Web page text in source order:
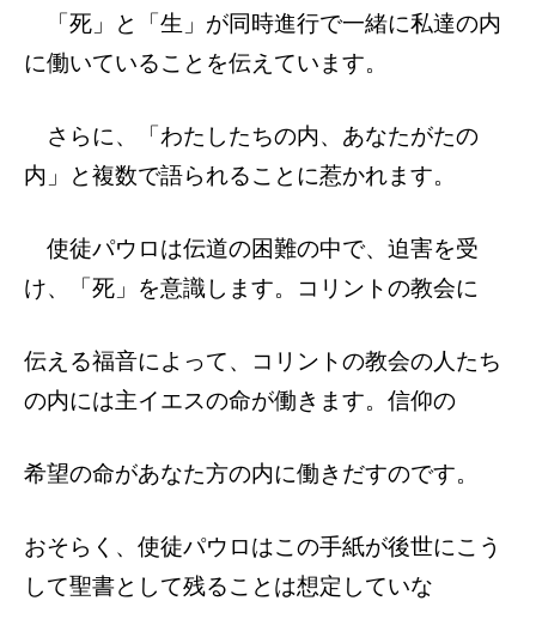
「死」と「生」が同時進行で一緒に私達の内
に働いていることを伝えています。
さらに、「わたしたちの内、あなたがたの
内」と複数で語られることに惹かれます。
使徒パウロは伝道の困難の中で、迫害を受
け、「死」を意識します。コリントの教会に
伝える福音によって、コリントの教会の人たち
の内には主イエスの命が働きます。信仰の
希望の命があなた方の内に働きだすのです。
おそらく、使徒パウロはこの手紙が後世にこう
して聖書として残ることは想定していな